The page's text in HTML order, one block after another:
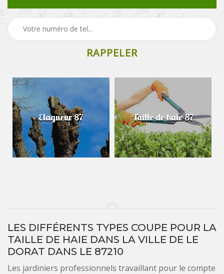
Elagueur 87 Taille de haie 87
LES DIFFÉRENTS TYPES COUPE POUR LA
TAILLE DE HAIE DANS LA VILLE DE LE
DORAT DANS LE 87210
Les jardiniers professionnels travaillant pour le compte